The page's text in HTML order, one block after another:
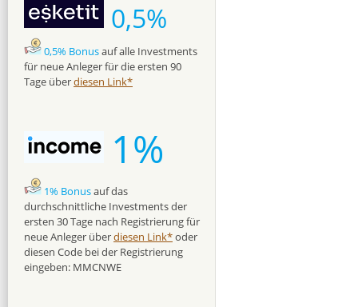
0,5%
0,5% Bonusauf alle Investments
für neue Anleger für die ersten 90
Tage überdiesen Link*
1%
1% Bonusauf das
durchschnittliche Investments der
ersten 30 Tage nach Registrierung für
neue Anleger überdiesen Link*oder
diesen Code bei der Registrierung
eingeben: MMCNWE